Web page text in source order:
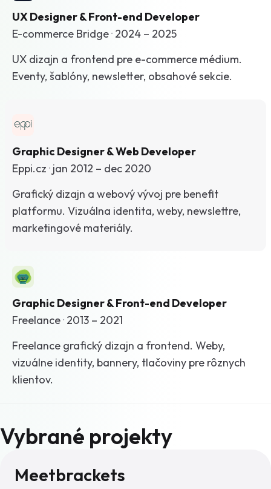
UX Designer & Front-end Developer
E-commerce Bridge· 2024 – 2025
UX dizajn a frontend pre e-commerce médium.
Eventy, šablóny, newsletter, obsahové sekcie.
Graphic Designer & Web Developer
Eppi.cz · jan 2012 – dec 2020
Grafický dizajn a webový vývoj pre benefit
platformu. Vizuálna identita, weby, newslettre,
marketingové materiály.
Graphic Designer & Front-end Developer
Freelance· 2013 – 2021
Freelance grafický dizajn a frontend. Weby,
vizuálne identity, bannery, tlačoviny pre rôznych
klientov.
Vybrané projekty
Meetbrackets